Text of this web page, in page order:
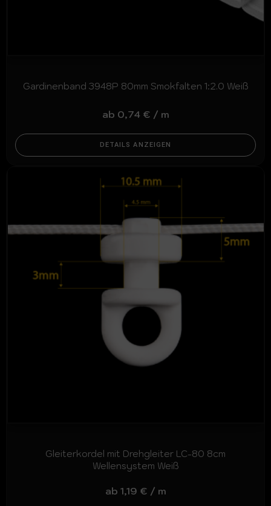
Gardinenband 3948P 80mm Smokfalten 1:2.0 Weiß
ab 0,74 € / m
DETAILS ANZEIGEN
Gleiterkordel mit Drehgleiter LC-80 8cm
Wellensystem Weiß
ab 1,19 € / m